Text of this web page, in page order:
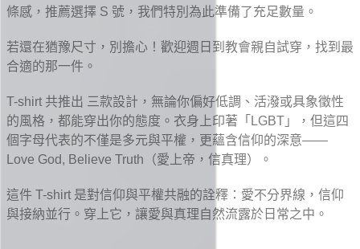
條感，推薦選擇 S 號，我們特別為此準備了充足數量。
若還在猶豫尺寸，別擔心！歡迎週日到教會親自試穿，找到最
合適的那一件。
T-shirt 共推出 三款設計，無論你偏好低調、活潑或具象徵性
的風格，都能穿出你的態度。衣身上印著「LGBT」，但這四
個字母代表的不僅是多元與平權，更蘊含信仰的深意——
Love God, Believe Truth（愛上帝，信真理）。
這件 T-shirt 是對信仰與平權共融的詮釋：愛不分界線，信仰
與接納並行。穿上它，讓愛與真理自然流露於日常之中。